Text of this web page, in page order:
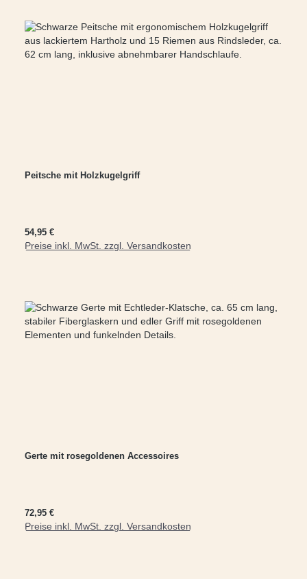
Peitsche mit Holzkugelgriff
Regulärer Preis:
54,95 €
Preise inkl. MwSt. zzgl. Versandkosten
In den Warenkorb
Gerte mit rosegoldenen Accessoires
Regulärer Preis:
72,95 €
Preise inkl. MwSt. zzgl. Versandkosten
In den Warenkorb